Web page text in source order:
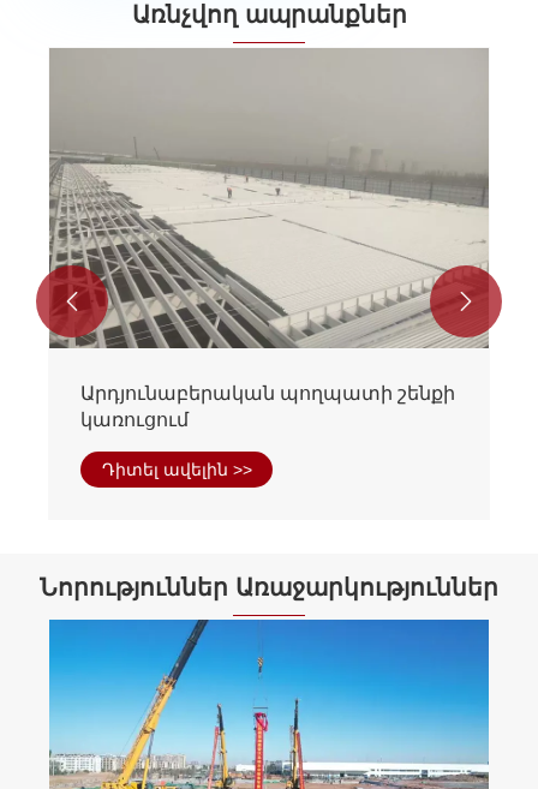
Առնչվող ապրանքներ
Արդյունաբերական պողպատի
բնակարանային համալիր
Դիտել ավելին >>
 
Նորություններ Առաջարկություններ